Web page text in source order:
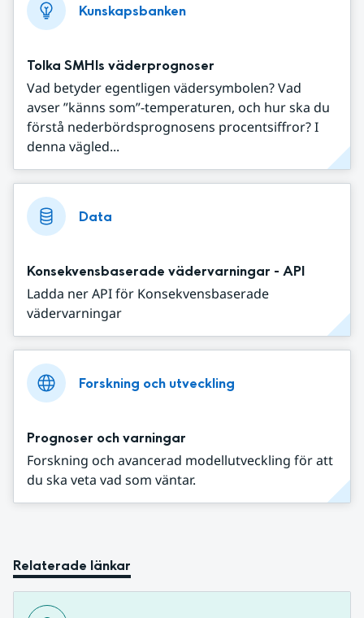
Kunskapsbanken
Tolka SMHIs väderprognoser
Vad betyder egentligen vädersymbolen? Vad
avser ”känns som”-temperaturen, och hur ska du
förstå nederbördsprognosens procentsiffror? I
denna vägled...
Data
Konsekvensbaserade vädervarningar - API
Ladda ner API för Konsekvensbaserade
vädervarningar
Forskning och utveckling
Prognoser och varningar
Forskning och avancerad modellutveckling för att
du ska veta vad som väntar.
Relaterade länkar